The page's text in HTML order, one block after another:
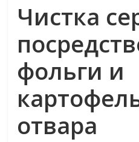
Чистка
фольги и
отвара